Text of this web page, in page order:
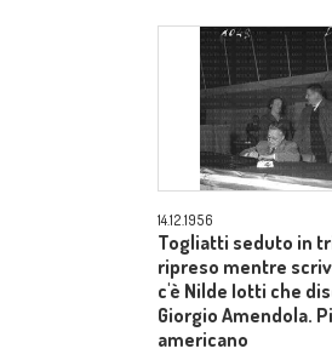
14.12.1956
Togliatti seduto in
ripreso mentre
c'è Nilde Iotti che
Giorgio Amendola.
americano